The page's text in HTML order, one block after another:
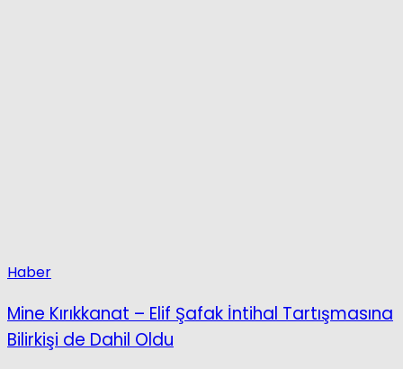
Haber
Mine Kırıkkanat – Elif Şafak İntihal Tartışmasına
Bilirkişi de Dahil Oldu